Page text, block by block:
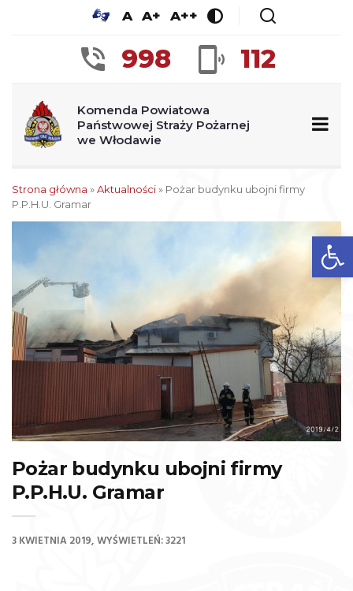
A A+ A++
998 112
Komenda Powiatowa
Państwowej Straży Pożarnej
we Włodawie
Strona główna »Aktualności» Pożar budynku ubojni firmy
P.P.H.U. Gramar
Pożar budynku ubojni firmy
P.P.H.U. Gramar
3 KWIETNIA 2019 WYŚWIETLEŃ: 3221